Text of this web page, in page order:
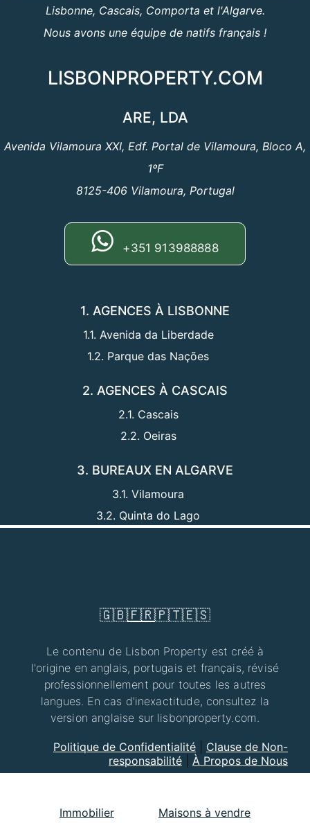
Lisbonne, Cascais, Comporta et l'Algarve.
Nous avons une équipe de natifs français !
LISBONPROPERTY.COM
ARE, LDA
Avenida Vilamoura XXI, Edf. Portal de Vilamoura, Bloco A,
1ºF
8125-406 Vilamoura, Portugal
+351 913988888
1. AGENCES À LISBONNE
1.1. Avenida da Liberdade
1.2. Parque das Nações
2. AGENCES À CASCAIS
2.1. Cascais
2.2. Oeiras
3. BUREAUX EN ALGARVE
3.1. Vilamoura
3.2. Quinta do Lago
🇬🇧🇫🇷🇵🇹🇪🇸
Le contenu de Lisbon Property est créé à
l'origine en anglais, portugais et français, révisé
professionnellement pour toutes les autres
langues. En cas d'inexactitude, consultez la
version anglaise sur lisbonproperty.com.
Politique de Confidentialité
Clause de Non-
responsabilité
À Propos de Nous
Immobilier Maisons à vendre